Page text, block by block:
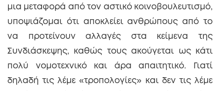
μια μεταφορά από τον αστικό κοινοβουλευτισμό,
υποψιάζομαι ότι αποκλείει ανθρώπους από το
να προτείνουν αλλαγές στα κείμενα της
Συνδιάσκεψης, καθώς τους ακούγεται ως κάτι
πολύ νομοτεχνικό και άρα απαιτητικό. Γιατί
δηλαδή τις λέμε «τροπολογίες» και δεν τις λέμε